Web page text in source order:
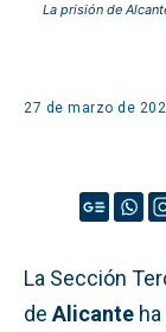
La prisión de
27 de marzo de
La Sección
de Alicante